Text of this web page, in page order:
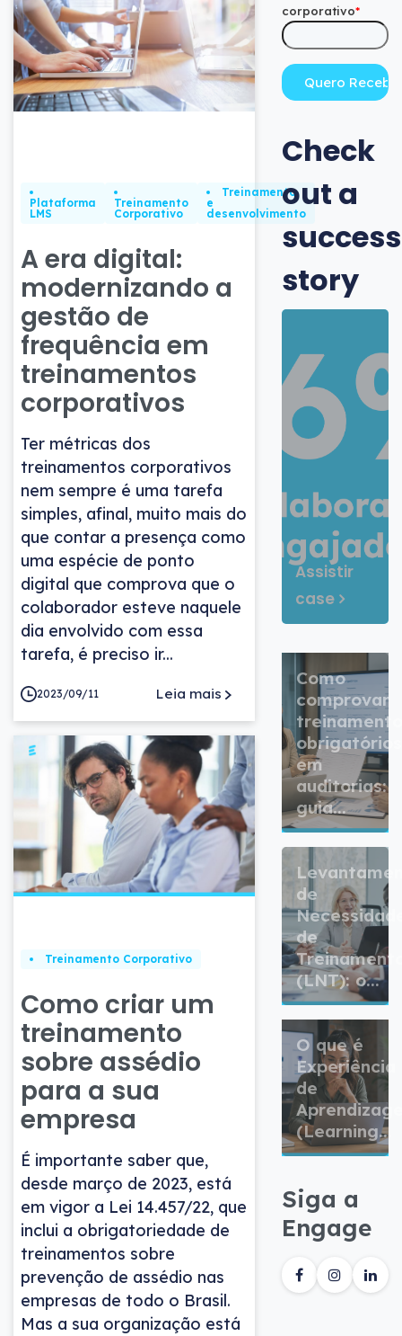
Plataforma
LMS
Treinamento
Corporativo
Treinamento
e
desenvolvimento
A era digital:
modernizando a
gestão de
frequência em
treinamentos
corporativos
Ter métricas dos
treinamentos corporativos
nem sempre é uma tarefa
simples, afinal, muito mais do
que contar a presença como
uma espécie de ponto
digital que comprova que o
colaborador esteve naquele
dia envolvido com essa
tarefa, é preciso ir...
2023/09/11 Leia mais
Treinamento Corporativo
Como criar um
treinamento
sobre assédio
para a sua
empresa
É importante saber que,
desde março de 2023, está
em vigor a Lei 14.457/22, que
inclui a obrigatoriedade de
treinamentos sobre
prevenção de assédio nas
empresas de todo o Brasil.
Mas a sua organização está
corporativo*
Check
out a
success
story
Assistir
case
Como
comprovar
obrigatórios
em
auditorias:
guia...
de
de
(LNT): o...
O que é
Experiência
de
(Learning...
Siga a
Engage